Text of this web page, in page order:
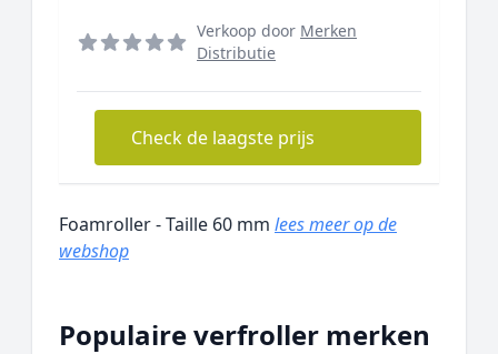
Verkoop door Merken
Distributie
Check de laagste prijs
Foamroller - Taille 60 mm lees meer op de
webshop
Populaire verfroller merken